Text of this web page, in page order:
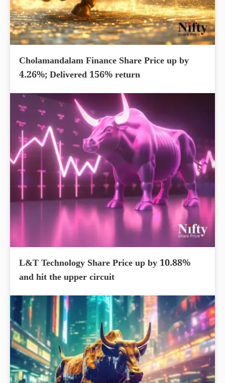
Cholamandalam Finance Share Price up by
4.26%; Delivered 156% return
L&T Technology Share Price up by 10.88%
and hit the upper circuit